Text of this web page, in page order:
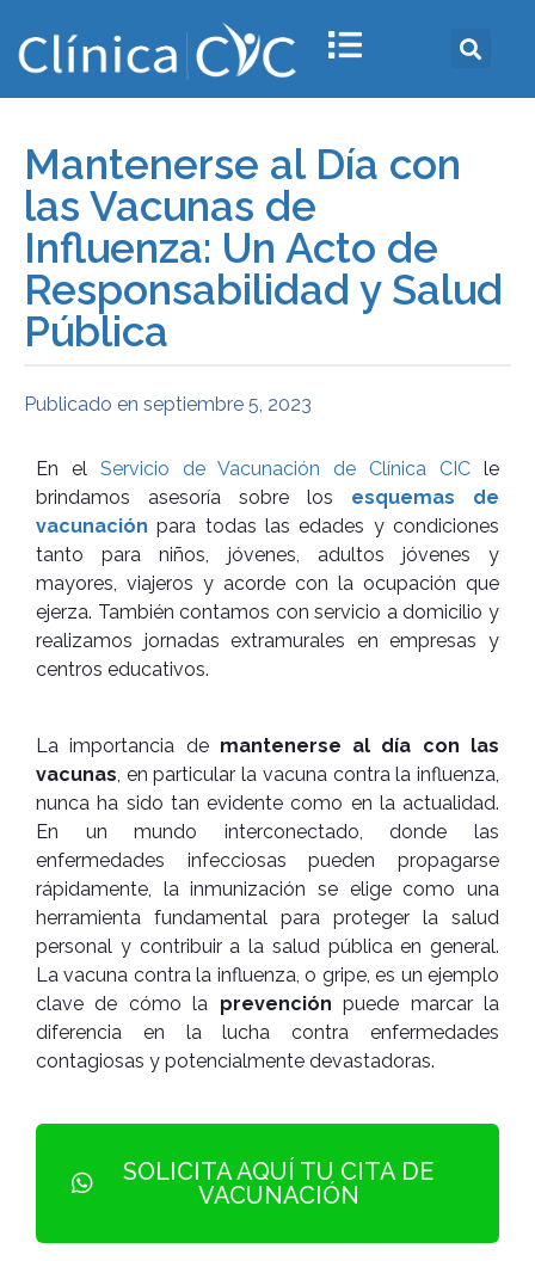
Mantenerse al Día con
las Vacunas de
Influenza: Un Acto de
Responsabilidad y Salud
Pública
Publicado en septiembre 5, 2023
En el Servicio de Vacunación de Clínica CIC le
brindamos asesoría sobre los esquemas de
vacunación para todas las edades y condiciones
tanto para niños, jóvenes, adultos jóvenes y
mayores, viajeros y acorde con la ocupación que
ejerza. También contamos con servicio a domicilio y
realizamos jornadas extramurales en empresas y
centros educativos.
La importancia de mantenerse al día con las
vacunas , en particular la vacuna contra la influenza,
nunca ha sido tan evidente como en la actualidad.
En un mundo interconectado, donde las
enfermedades infecciosas pueden propagarse
rápidamente, la inmunización se elige como una
herramienta fundamental para proteger la salud
personal y contribuir a la salud pública en general.
La vacuna contra la influenza, o gripe, es un ejemplo
clave de cómo la prevención puede marcar la
diferencia en la lucha contra enfermedades
contagiosas y potencialmente devastadoras.
SOLICITA AQUÍ TU CITA DE
VACUNACIÓN